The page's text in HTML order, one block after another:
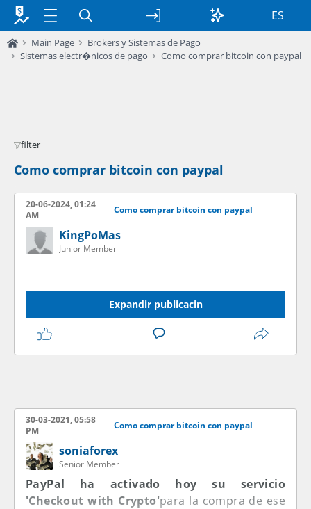
ES
Main Page
Brokers y Sistemas de Pago
Sistemas electr�nicos de pago
Como comprar bitcoin con paypal
filter
Como comprar bitcoin con paypal
20-06-2024, 01:24
AM
Como comprar bitcoin con paypal
KingPoMas
Junior Member
Expandir publicacin
30-03-2021, 05:58
PM
Como comprar bitcoin con paypal
soniaforex
Senior Member
PayPal ha activado hoy su servicio
'Checkout with Crypto'para la compra de ese